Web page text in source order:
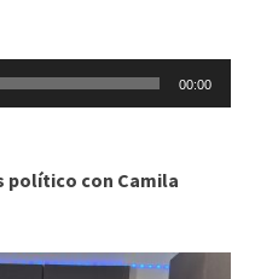
00:00
político con Camila